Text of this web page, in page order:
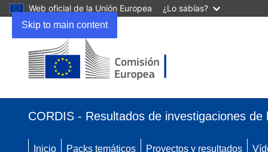
Skip to main content
Web oficial de la Unión Europea ¿Lo sabías?
en
nueva
CORDIS - Resultados de investigaciones de
Inicio Packs temáticos Proyectos y resultados